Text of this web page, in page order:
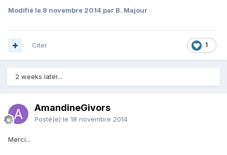
Modifié le 8 novembre 2014 par B. Majour
1
Citer
2 weeks later...
AmandineGivors
Posté(e) le 18 novembre 2014
Merci...